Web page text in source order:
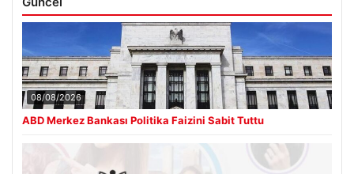
08/08/2026
ABD Merkez Bankası Politika Faizini Sabit Tuttu